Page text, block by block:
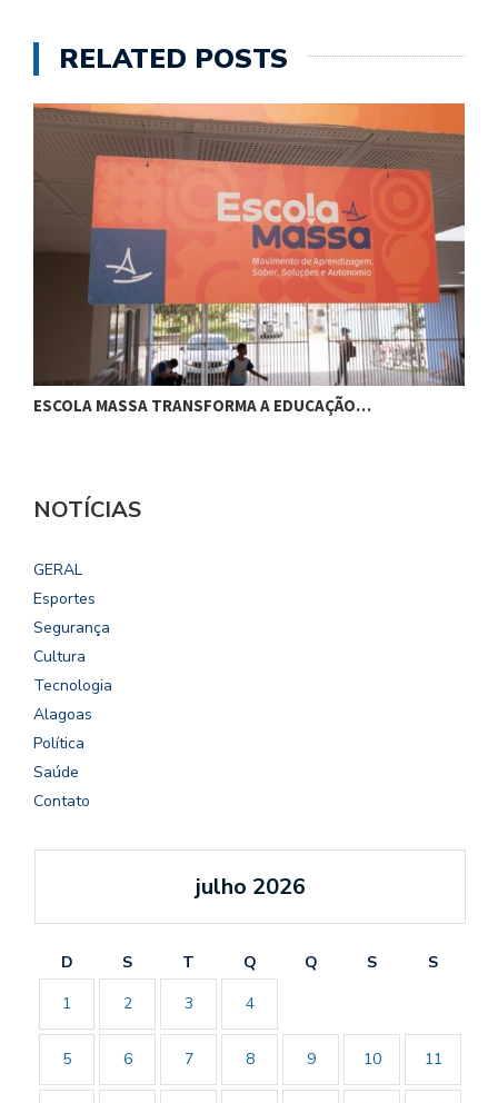
RELATED POSTS
ESCOLA MASSA TRANSFORMA A EDUCAÇÃO…
NOTÍCIAS
GERAL
Esportes
Segurança
Cultura
Tecnologia
Alagoas
Política
Saúde
Contato
julho 2026
D S T Q Q S
S
1
2 3 4
5 6 7 8 9 10 11